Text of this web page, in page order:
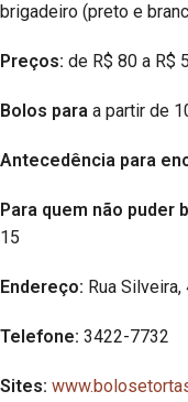
brigadeiro (preto e
Preços: de R$ 80 a R$
Bolos para a partir de
Antecedência para
Para quem não puder
15
Endereço: Rua Silveira,
Telefone: 3422-7732
Sites: